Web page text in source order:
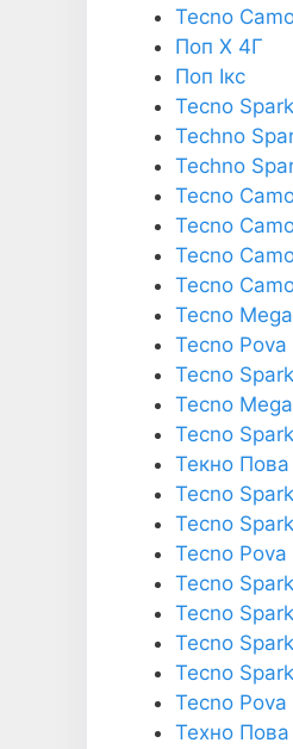
Tecno
Поп Х 4Г
Поп Ікс
Tecno
Techno
Techno
Tecno
Tecno
Tecno
Tecno
Tecno
Tecno Pova
Tecno
Tecno
Tecno
Текно Пова
Tecno
Tecno
Tecno Pova
Tecno
Tecno
Tecno
Tecno
Tecno
Техно Пова